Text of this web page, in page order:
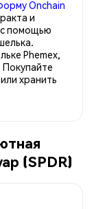
Onchain
и
с помощью
Phemex,
хранить
(SPDR)